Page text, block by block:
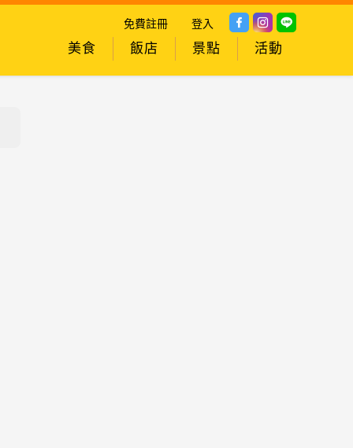
免費註冊 登入
美食 飯店 景點 活動